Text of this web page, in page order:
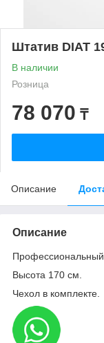
Штатив DIAT
В наличии
Розница
78 070 ₸
Описание
Описание
Профессиональный
Высота 170 см.
Чехол в комплекте.